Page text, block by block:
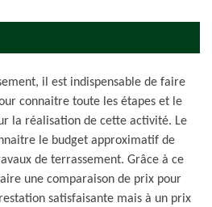
il est indispensable de faire
connaitre toute les étapes et le
la réalisation de cette activité. Le
le budget approximatif de
de terrassement. Grâce à ce
une comparaison de prix pour
satisfaisante mais à un prix